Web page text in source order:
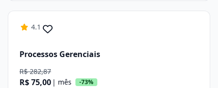
4.1
Processos Gerenciais
R$ 282,87
R$ 75,00 | mês -73%